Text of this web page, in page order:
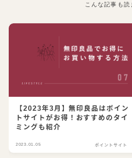
こんな記事も読
【2023年3月】無印良品はポイン
トサイトがお得！おすすめのタイ
ミングも紹介
2023.01.05 ポイントサイト